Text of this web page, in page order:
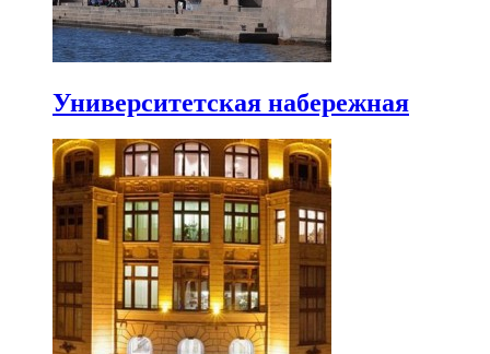
Университетская набережная